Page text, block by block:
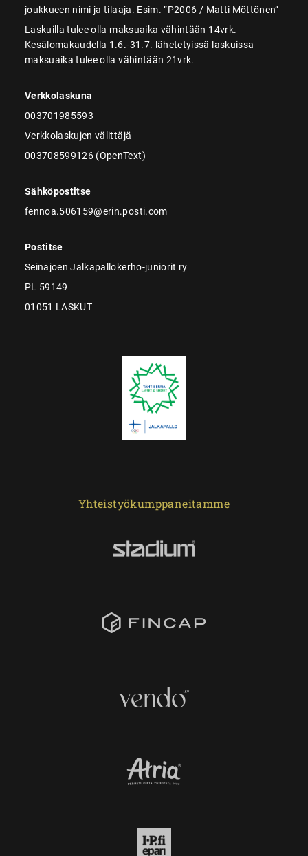
joukkueen nimi ja tilaaja. Esim. ”P2006 / Matti Möttönen”
Laskuilla tulee olla maksuaika vähintään 14vrk.
Kesälomakaudella 1.6.-31.7. lähetetyissä laskuissa
maksuaika tulee olla vähintään 21vrk.
Verkkolaskuna
003701985593
Verkkolaskujen välittäjä
003708599126 (OpenText)
Sähköpostitse
fennoa.506159@erin.posti.com
Postitse
Seinäjoen Jalkapallokerho-juniorit ry
PL 59149
01051 LASKUT
Yhteistyökumppaneitamme